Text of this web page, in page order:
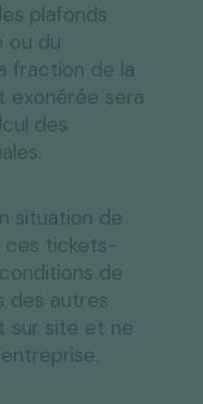
plafonds
ou du
fraction de la
exonérée sera
des
situation de
ces tickets-
de
des autres
sur site et ne